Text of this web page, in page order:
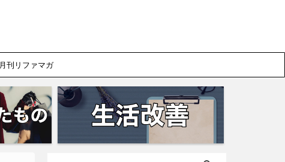
月刊リファマガ